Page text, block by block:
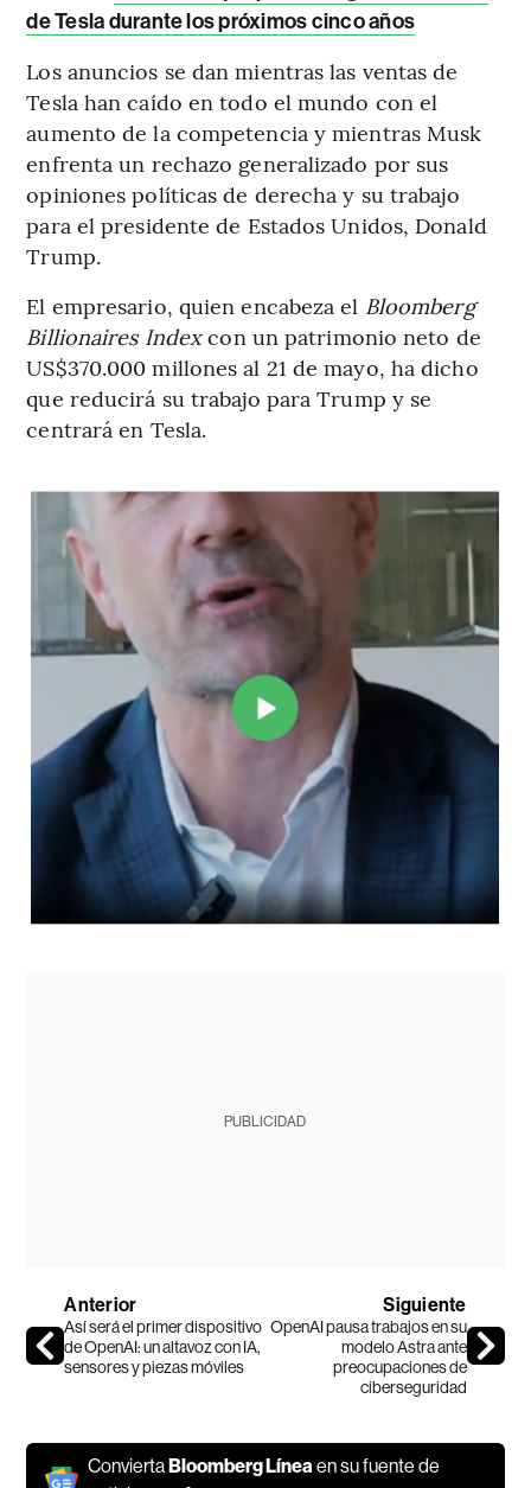
de Tesla durante los próximos cinco años
Los anuncios se dan mientras las ventas de
Tesla han caído en todo el mundo con el
aumento de la competencia y mientras Musk
enfrenta un rechazo generalizado por sus
opiniones políticas de derecha y su trabajo
para el presidente de Estados Unidos, Donald
Trump.
El empresario, quien encabeza el Bloomberg
Billionaires Indexcon un patrimonio neto de
US$370.000 millones al 21 de mayo, ha dicho
que reducirá su trabajo para Trump y se
centrará en Tesla.
PUBLICIDAD
Anterior
Así será el primer dispositivo
de OpenAI: un altavoz con IA,
sensores y piezas móviles
Siguiente
OpenAI pausa trabajos en su
modelo Astra ante
preocupaciones de
ciberseguridad
ConviertaBloomberg Líneaen su fuente de